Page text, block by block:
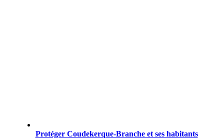
Protéger Coudekerque-Branche et ses habitants